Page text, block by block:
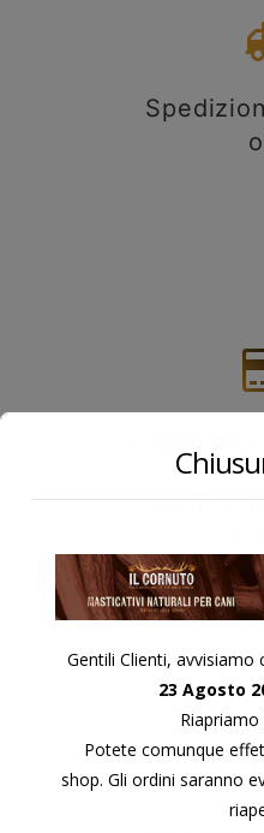
sicuri
credito,
Gentili Clienti, avvisiamo
23 Agosto
Potete comunque
shop. Gli ordini saranno